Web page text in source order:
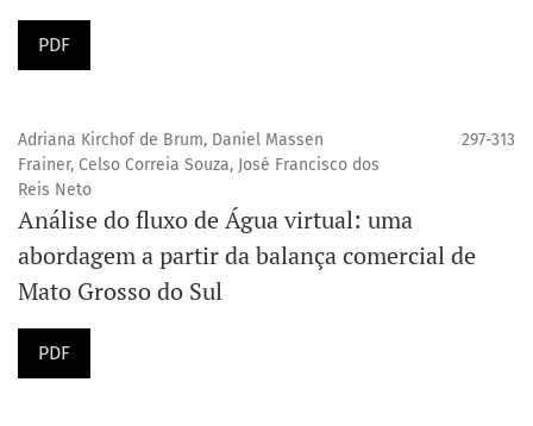
PDF
Adriana Kirchof de Brum, Daniel Massen
Frainer, Celso Correia Souza, José Francisco dos
Reis Neto
297-313
Análise do fluxo de Água virtual: uma
abordagem a partir da balança comercial de
Mato Grosso do Sul
PDF